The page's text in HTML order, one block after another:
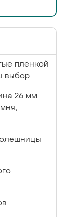
плёнкой
выбор
26 мм